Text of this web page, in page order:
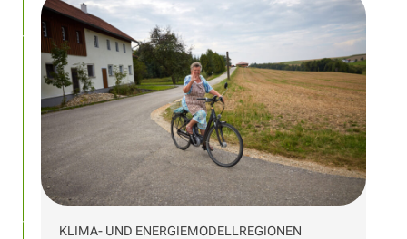
KLIMA- UND ENERGIEMODELLREGIONEN